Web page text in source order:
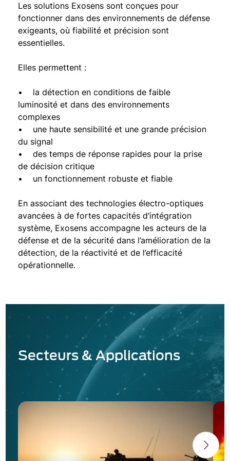
Les solutions Exosens sont conçues pour
fonctionner dans des environnements de défense
exigeants, où fiabilité et précision sont
essentielles.
Elles permettent :
• la détection en conditions de faible
luminosité et dans des environnements
complexes
• une haute sensibilité et une grande précision
du signal
• des temps de réponse rapides pour la prise
de décision critique
• un fonctionnement robuste et fiable
En associant des technologies électro-optiques
avancées à de fortes capacités d’intégration
système, Exosens accompagne les acteurs de la
défense et de la sécurité dans l’amélioration de la
détection, de la réactivité et de l’efficacité
opérationnelle.
Secteurs & Applications